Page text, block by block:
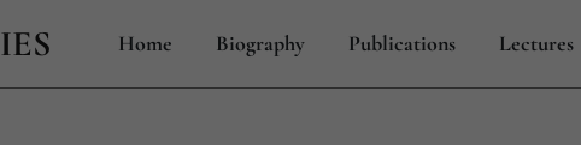
Home Biography Publications Lectures